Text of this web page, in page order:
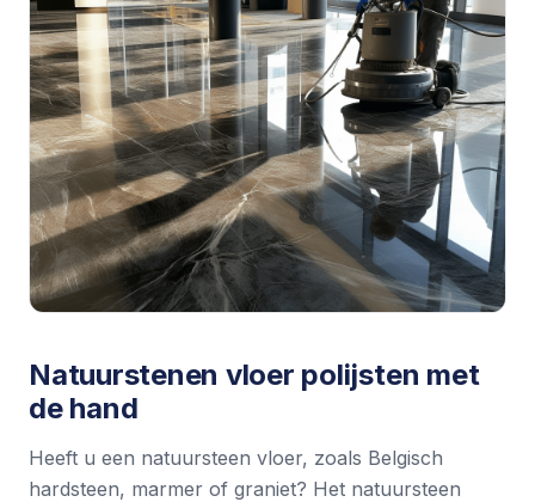
Natuurstenen vloer polijsten met
de hand
Heeft u een natuursteen vloer, zoals Belgisch
hardsteen, marmer of graniet? Het natuursteen